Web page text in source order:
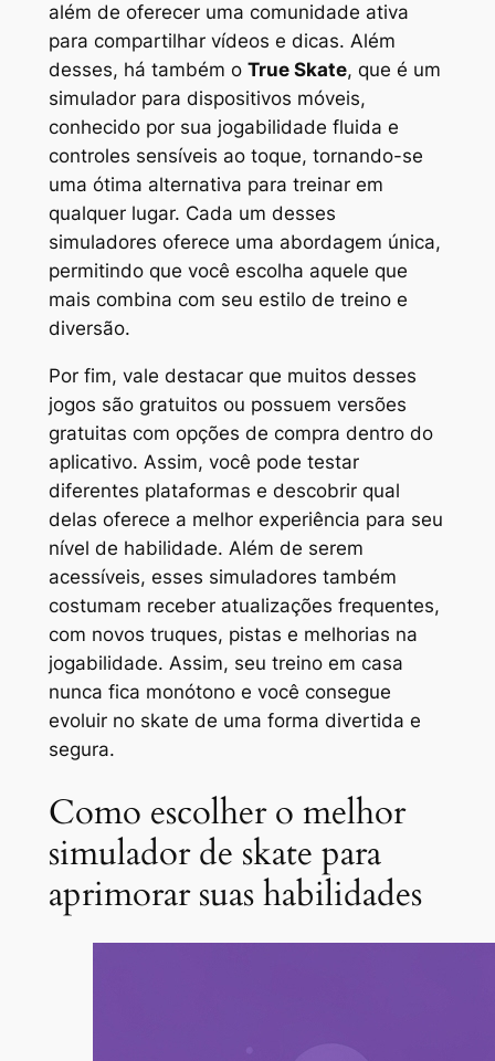
além de oferecer uma comunidade ativa
para compartilhar vídeos e dicas. Além
desses, há também o True Skate, que é um
simulador para dispositivos móveis,
conhecido por sua jogabilidade fluida e
controles sensíveis ao toque, tornando-se
uma ótima alternativa para treinar em
qualquer lugar. Cada um desses
simuladores oferece uma abordagem única,
permitindo que você escolha aquele que
mais combina com seu estilo de treino e
diversão.
Por fim, vale destacar que muitos desses
jogos são gratuitos ou possuem versões
gratuitas com opções de compra dentro do
aplicativo. Assim, você pode testar
diferentes plataformas e descobrir qual
delas oferece a melhor experiência para seu
nível de habilidade. Além de serem
acessíveis, esses simuladores também
costumam receber atualizações frequentes,
com novos truques, pistas e melhorias na
jogabilidade. Assim, seu treino em casa
nunca fica monótono e você consegue
evoluir no skate de uma forma divertida e
segura.
Como escolher o melhor
simulador de skate para
aprimorar suas habilidades